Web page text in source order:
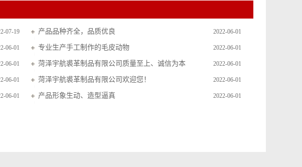
07-19 2022-06-01
产品品种齐全，品质优良
06-01 2022-06-01
专业生产手工制作的毛皮动物
06-01 2022-06-01
菏泽宇航裘革制品有限公司质量至上、诚信为本
06-01 2022-06-01
菏泽宇航裘革制品有限公司欢迎您！
06-01 2022-06-01
产品形象生动、造型逼真